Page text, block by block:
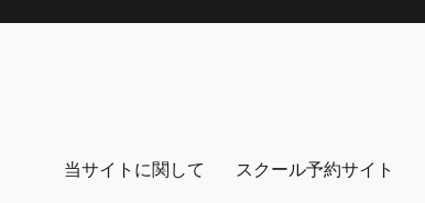
当サイトに関して スクール予約サイト